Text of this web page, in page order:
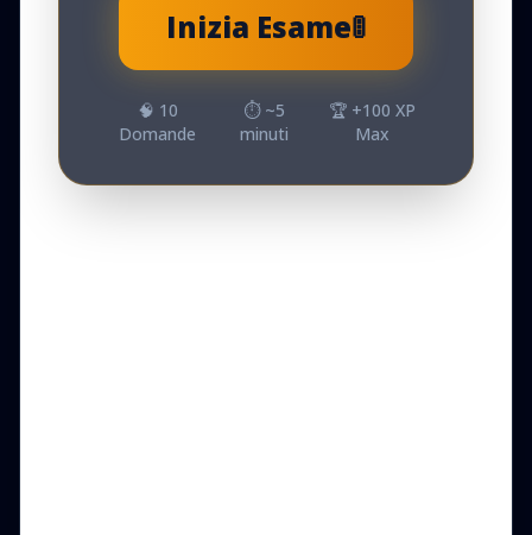
Inizia Esame🚦
🧠 10
Domande
⏱️ ~5
minuti
🏆 +100 XP
Max